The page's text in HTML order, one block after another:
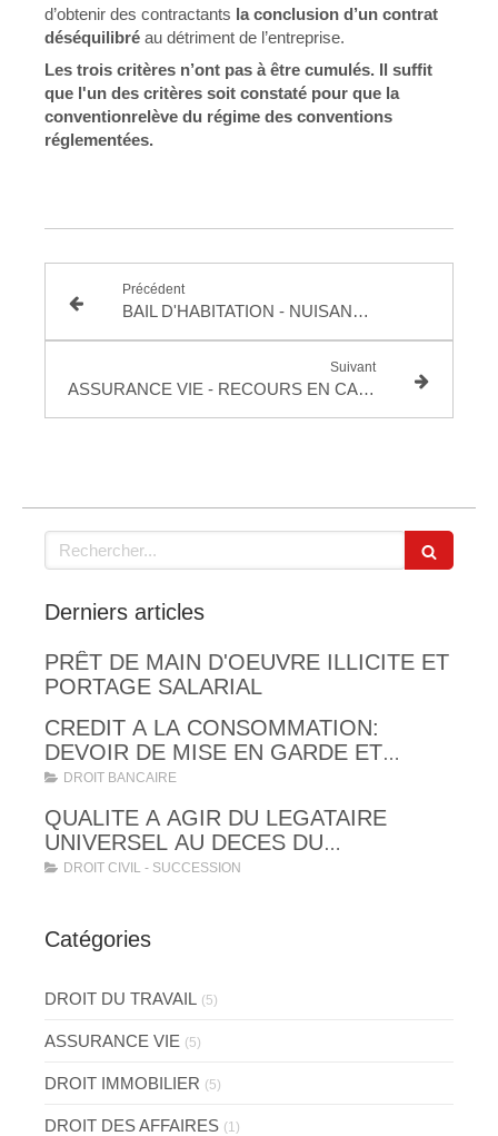
d’obtenir des contractants la conclusion d’un contrat
déséquilibré au détriment de l’entreprise.
Les trois critères n’ont pas à être cumulés. Il suffit
que l'un des critères soit constaté pour que la
conventionrelève du régime des conventions
réglementées.
Précédent
BAIL D'HABITATION - NUISANCES SONORES RECOURS DU BAILLEUR
Suivant
ASSURANCE VIE - RECOURS EN CAS DE SUSPISCION D'ABUS DE FAIBLESSE
Rechercher
Derniers articles
PRÊT DE MAIN D'OEUVRE ILLICITE ET
PORTAGE SALARIAL
CREDIT A LA CONSOMMATION:
DEVOIR DE MISE EN GARDE ET
OBLIGATIONS LEGALES
DE VERIFICATION DE SOLVABILITE
DROIT BANCAIRE
QUALITE A AGIR DU LEGATAIRE
UNIVERSEL AU DECES DU
TESTATEUR
DROIT CIVIL - SUCCESSION
Catégories
DROIT DU TRAVAIL (5)
ASSURANCE VIE (5)
DROIT IMMOBILIER (5)
DROIT DES AFFAIRES (1)